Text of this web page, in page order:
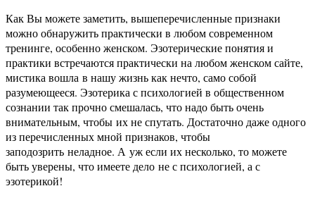
Как Вы можете заметить, вышеперечисленные признаки
можно обнаружить практически в любом современном
тренинге, особенно женском. Эзотерические понятия и
практики встречаются практически на любом женском сайте,
мистика вошла в нашу жизнь как нечто, само собой
разумеющееся. Эзотерика с психологией в общественном
сознании так прочно смешалась, что надо быть очень
внимательным, чтобы их не спутать. Достаточно даже одного
из перечисленных мной признаков, чтобы
заподозрить неладное. А уж если их несколько, то можете
быть уверены, что имеете дело не с психологией, а с
эзотерикой!